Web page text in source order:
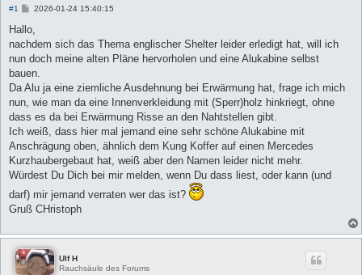
#1
B
i
r
a
2026-01-24 15:40:15
Hallo,
nachdem sich das Thema englischer Shelter leider erledigt hat, will ich
nun doch meine alten Pläne hervorholen und eine Alukabine selbst
bauen.
Da Alu ja eine ziemliche Ausdehnung bei Erwärmung hat, frage ich mich
nun, wie man da eine Innenverkleidung mit (Sperr)holz hinkriegt, ohne
dass es da bei Erwärmung Risse an den Nahtstellen gibt.
Ich weiß, dass hier mal jemand eine sehr schöne Alukabine mit
Anschrägung oben, ähnlich dem Kung Koffer auf einen Mercedes
Kurzhaubergebaut hat, weiß aber den Namen leider nicht mehr.
Würdest Du Dich bei mir melden, wenn Du dass liest, oder kann (und
darf) mir jemand verraten wer das ist?
Gruß CHristoph
Ulf H
Rauchsäule des Forums